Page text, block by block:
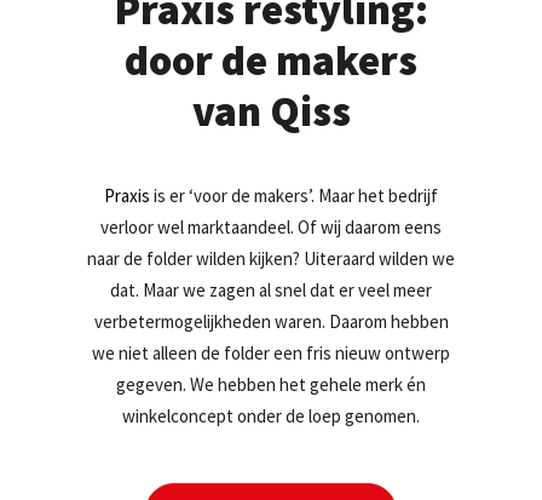
door de makers
van Qiss
Praxis is er ‘voor de makers’. Maar het bedrijf
verloor wel marktaandeel. Of wij daarom eens
naar de folder wilden kijken? Uiteraard wilden we
dat. Maar we zagen al snel dat er veel meer
verbetermogelijkheden waren. Daarom hebben
we niet alleen de folder een fris nieuw ontwerp
gegeven. We hebben het gehele merk én
winkelconcept onder de loep genomen.